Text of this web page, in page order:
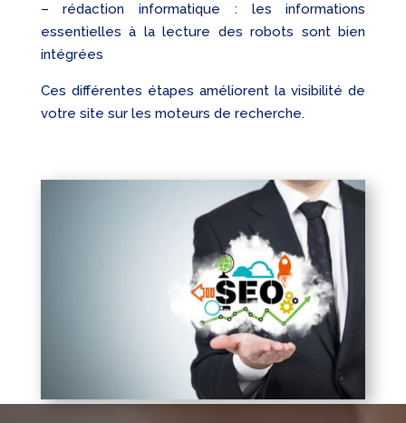
– rédaction informatique : les informations
essentielles à la lecture des robots sont bien
intégrées
Ces différentes étapes améliorent la visibilité de
votre site sur les moteurs de recherche.